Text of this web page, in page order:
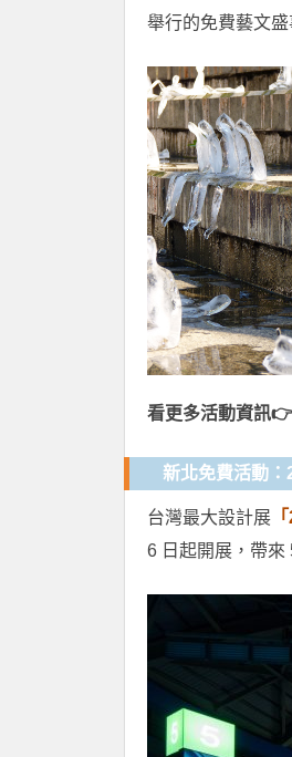
舉行的免費藝文
看更多活動資訊👉
新北免費活動
台灣最大設計展
6 日起開展，帶來